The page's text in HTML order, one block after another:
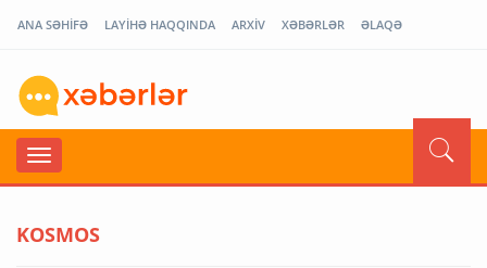
ANA SƏHİFƏ LAYİHƏ HAQQINDA ARXİV XƏBƏRLƏR ƏLAQƏ
KOSMOS